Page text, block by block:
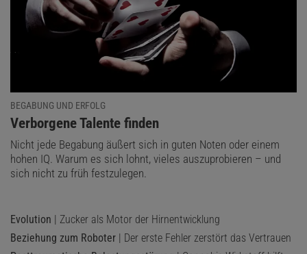
BEGABUNG UND ERFOLG
:
Verborgene Talente finden
Nicht jede Begabung äußert sich in guten Noten oder einem
hohen IQ. Warum es sich lohnt, vieles auszuprobieren – und
sich nicht zu früh festzulegen.
Evolution | Zucker als Motor der Hirnentwicklung
Beziehung zum Roboter | Der erste Fehler zerstört das Vertrauen